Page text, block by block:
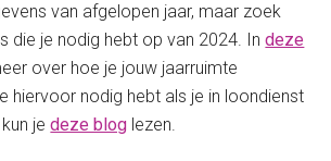
van afgelopen jaar, maar zoek
die je nodig hebt op van 2024. Indeze
over hoe je jouw jaarruimte
hiervoor nodig hebt als je in loondienst
kun jedeze blog lezen.